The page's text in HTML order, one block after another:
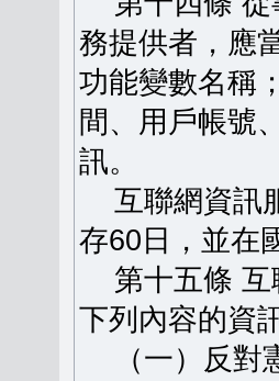
務提供者，應
功能變數名稱
間、用戶帳號
訊。
互聯網資訊
存60日，並在
第十五條 互
下列內容的資
（一）反對